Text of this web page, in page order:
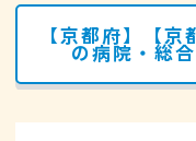
【京都府】【京
の病院・総